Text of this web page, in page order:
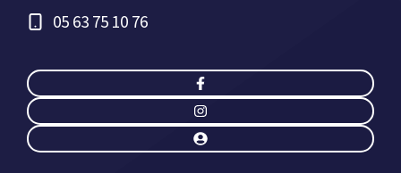
05 63 75 10 76